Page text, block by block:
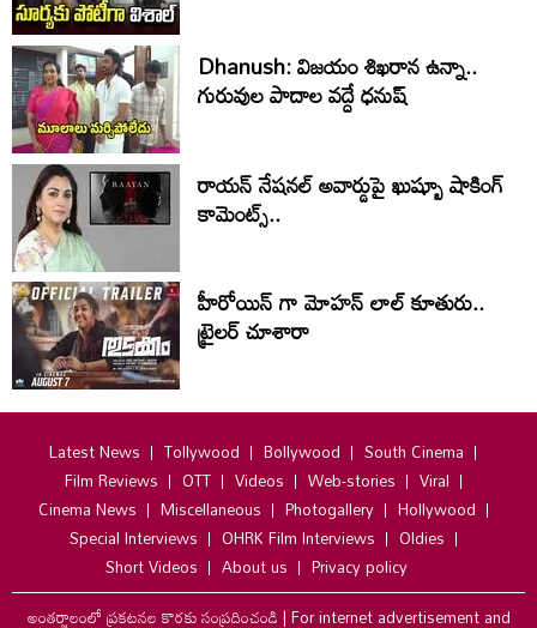
Dhanush: విజయం శిఖరాన ఉన్నా..
గురువుల పాదాల వద్దే ధనుష్‌
రాయన్ నేషనల్ అవార్డుపై ఖుష్బూ షాకింగ్
కామెంట్స్..
హీరోయిన్ గా మోహన్ లాల్ కూతురు..
ట్రైలర్ చూశారా
Latest News Tollywood Bollywood
South Cinema
Film Reviews
OTT Videos Web-stories
Viral
Cinema News
Miscellaneous Photogallery
Hollywood
Special Interviews
OHRK Film Interviews
Oldies
Short Videos
About us
Privacy policy
అంతర్జాలంలో ప్రకటనల కొరకు సంప్రదించండి|For internet advertisement and